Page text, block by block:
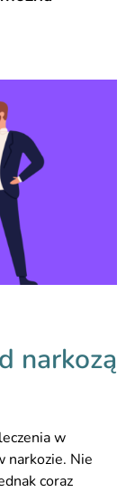
narkozą
w
narkozie. Nie
coraz